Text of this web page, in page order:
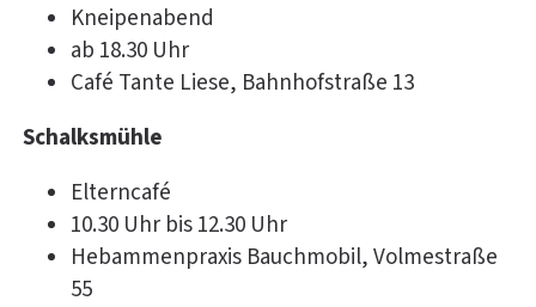
Kneipenabend
ab 18.30 Uhr
Café Tante Liese, Bahnhofstraße 13
Schalksmühle
Elterncafé
10.30 Uhr bis 12.30 Uhr
Hebammenpraxis Bauchmobil, Volmestraße
55